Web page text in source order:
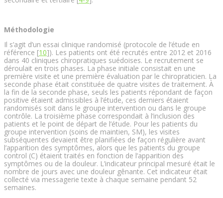
Méthodologie
Il s’agit d’un essai clinique randomisé (protocole de l’étude en
référence [10]). Les patients ont été recrutés entre 2012 et 2016
dans 40 cliniques chiropratiques suédoises. Le recrutement se
déroulait en trois phases. La phase initiale consistait en une
première visite et une première évaluation par le chiropraticien. La
seconde phase était constituée de quatre visites de traitement. À
la fin de la seconde phase, seuls les patients répondant de façon
positive étaient admissibles à l’étude, ces derniers étaient
randomisés soit dans le groupe intervention ou dans le groupe
contrôle. La troisième phase correspondait à l’inclusion des
patients et le point de départ de l’étude. Pour les patients du
groupe intervention (soins de maintien, SM), les visites
subséquentes devaient être planifiées de façon régulière avant
l’apparition des symptômes, alors que les patients du groupe
control (C) étaient traités en fonction de l’apparition des
symptômes ou de la douleur. L’indicateur principal mesuré était le
nombre de jours avec une douleur gênante. Cet indicateur était
collecté via messagerie texte à chaque semaine pendant 52
semaines.